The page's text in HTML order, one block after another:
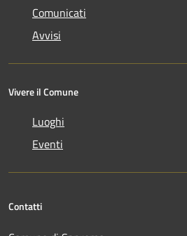
Comunicati
Avvisi
Vivere il Comune
Luoghi
Eventi
Contatti